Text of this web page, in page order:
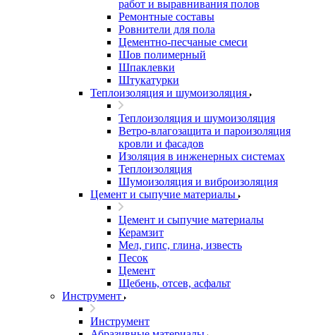
работ и выравнивания полов
Ремонтные составы
Ровнители для пола
Цементно-песчаные смеси
Шов полимерный
Шпаклевки
Штукатурки
Теплоизоляция и шумоизоляция
Теплоизоляция и шумоизоляция
Ветро-влагозащита и пароизоляция
кровли и фасадов
Изоляция в инженерных системах
Теплоизоляция
Шумоизоляция и виброизоляция
Цемент и сыпучие материалы
Цемент и сыпучие материалы
Керамзит
Мел, гипс, глина, известь
Песок
Цемент
Щебень, отсев, асфальт
Инструмент
Инструмент